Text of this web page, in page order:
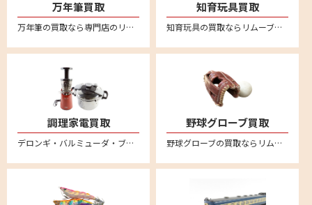
万年筆買取
万年筆の買取なら専門店のリムーブ。モンブランやセーラー、ペリカン、ラミー、ウォーターマン、アウロラなど幅広く万年筆の買取強化をおこなっております。万年筆を売るならリムーブへ。全国対応・送料無料の宅配査定はこちら
知育玩具買取
知育玩具の買取ならリムーブ。不用になった知育玩具は宅配買取で簡単に売ることができます。リトルダッチやリーウッド、ブリオ、ボーネルンドといった海外知育玩具の人気ブランドは特に買取強化中！
調理家電買取
デロンギ・バルミューダ・ブルーノ・ボニークなど調理家電の買取ならリムーブへ。箱に詰めて送るだけの簡単宅配買取はこちら。全国対応・送料無料
野球グローブ買取
野球グローブの買取ならリムーブ。新品も中古品も送料、査定料一切無料、全国対応の宅配買取。ミズノやゼット、SSK、久保田スラッガー、デサント、アシックス、ナイキ、アンダーアーマー、ハタケヤマ、ローリングス、アディダスなど他にも幅広いメーカーを買取しております。野球グローブの売却は宅配買取が便利